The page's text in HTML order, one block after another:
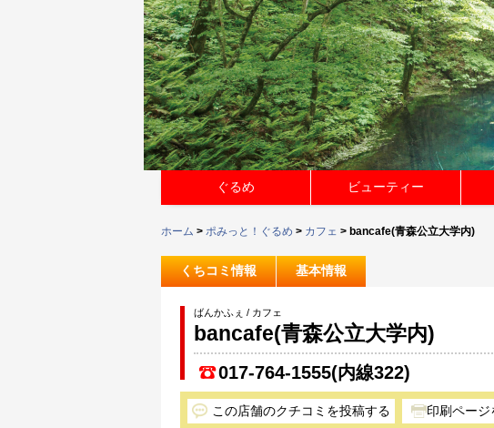
ぐるめ ビューティー
ホーム > ポみっと！ぐるめ > カフェ > bancafe(青森公立大学内)
くちコミ情報 基本情報
ばんかふぇ / カフェ
bancafe(青森公立大学内)
017-764-1555(内線322)
この店舗のクチコミを投稿する